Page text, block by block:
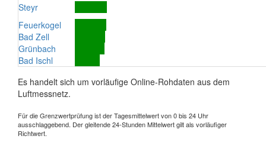
Steyr
Feuerkogel
Bad Zell
Grünbach
Bad Ischl
Es handelt sich um vorläufige Online-Rohdaten aus dem
Luftmessnetz.
Für die Grenzwertprüfung ist der Tagesmittelwert von 0 bis 24 Uhr
ausschlaggebend. Der gleitende 24-Stunden Mittelwert gilt als vorläufiger
Richtwert.